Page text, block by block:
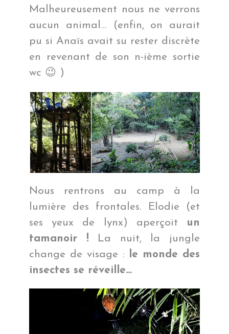
Malheureusement nous ne verrons
aucun animal… (enfin, on aurait
pu si Anaïs avait su rester discrète
en revenant de son n-ième sortie
wc 😉 )
Nous rentrons au camp à la
lumière des frontales. Elodie (et
ses yeux de lynx) aperçoit un
tamanoir ! La nuit, la jungle
change de visage : le monde des
insectes se réveille…